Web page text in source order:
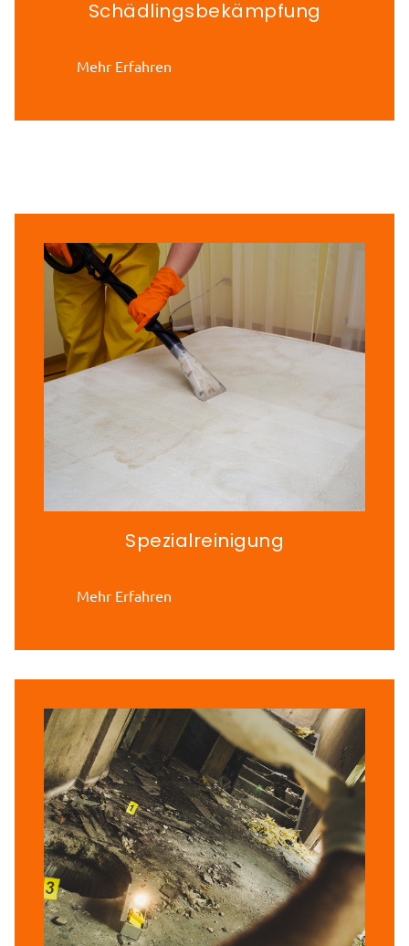
Schädlingsbekämpfung
Mehr Erfahren
Spezialreinigung
Mehr Erfahren